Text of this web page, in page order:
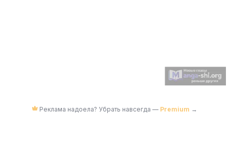
Реклама надоела? Убрать навсегда — Premium →